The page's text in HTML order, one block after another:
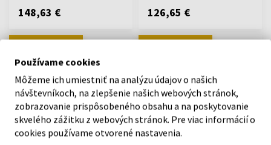
148,63 € 126,65 €
Doprava zadarmo
Traser H3 110331 P67 Diver
Automatic T100 Grey Mens
Doprava zadarmo
Spinnaker SP-5099-33 Mens
Watch Hass Automatic
Používame cookies
Môžeme ich umiestniť na analýzu údajov o našich
návštevníkoch, na zlepšenie našich webových stránok,
zobrazovanie prispôsobeného obsahu a na poskytovanie
skvelého zážitku z webových stránok. Pre viac informácií o
cookies používame otvorené nastavenia.